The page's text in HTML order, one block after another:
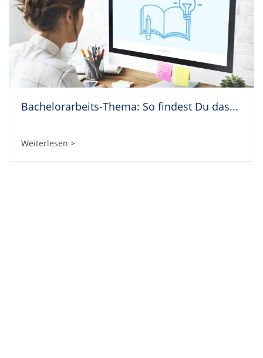
Bachelorarbeits-Thema: So findest Du das...
Weiterlesen >